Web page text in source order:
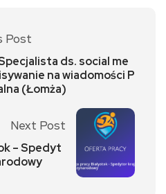
Post
ds. social me
na wiadomości P
(Łomża)
Next Post
– Spedyt